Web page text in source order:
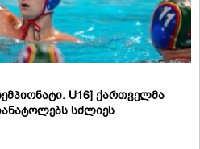
U16] ქართველმა
სძლიეს